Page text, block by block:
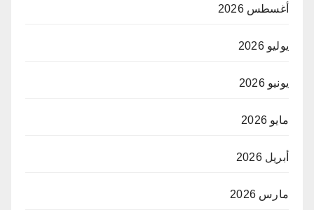
أغسطس 2026
يوليو 2026
يونيو 2026
مايو 2026
أبريل 2026
مارس 2026